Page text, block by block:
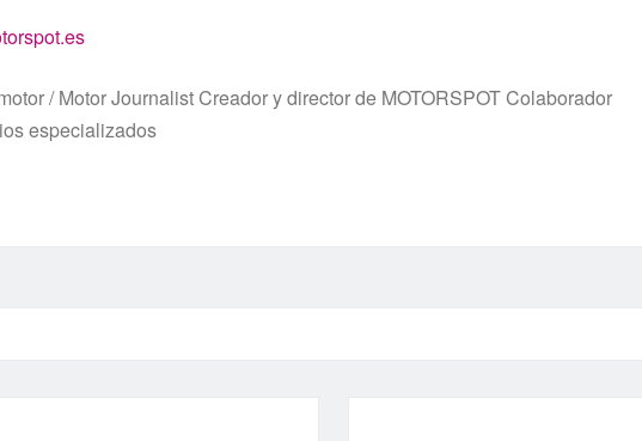
/ Motor Journalist Creador y director de MOTORSPOT Colaborador
especializados